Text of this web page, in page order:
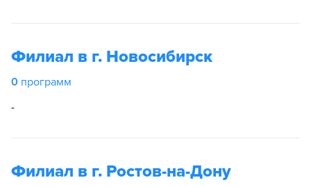
Филиал в г. Новосибирск
0 программ
-
Филиал в г. Ростов-на-Дону